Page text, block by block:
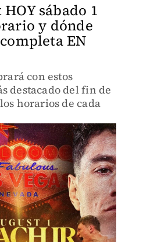
sábado 1
y dónde
EN
con estos
destacado del fin de
horarios de cada